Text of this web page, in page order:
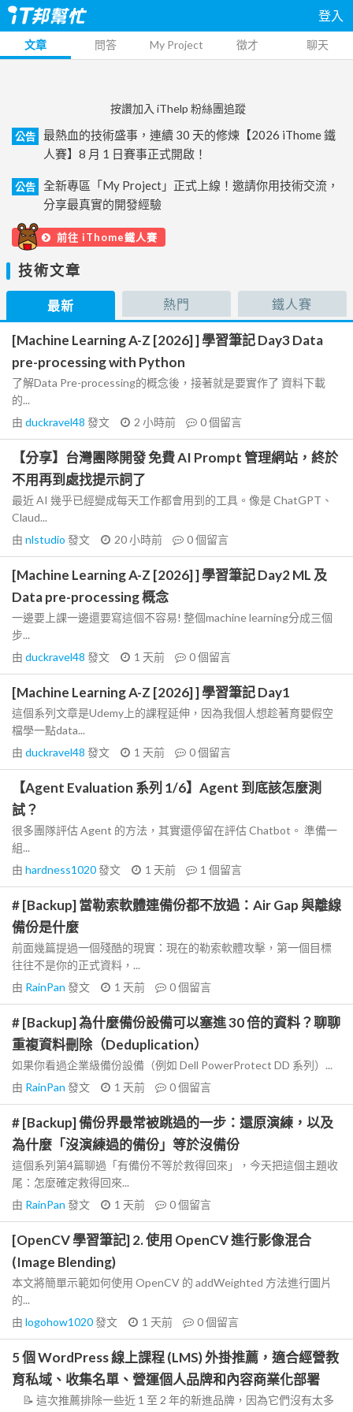
登入
文章 問答 My Project 徵才 聊天
按讚加入 iThelp 粉絲團追蹤
公告
最熱血的技術盛事，連續 30 天的修煉【2026 iThome 鐵
人賽】8 月 1 日賽事正式開啟！
公告
全新專區「My Project」正式上線！邀請你用技術交流，
分享最真實的開發經驗
前往 iThome鐵人賽
技術文章
最新 熱門 鐵人賽
[Machine Learning A-Z [2026] ] 學習筆記 Day3 Data
pre-processing with Python
了解Data Pre-processing的概念後，接著就是要實作了 資料下載
的...
由 duckravel48 發文 2 小時前 0個留言
【分享】台灣團隊開發 免費 AI Prompt 管理網站，終於
不用再到處找提示詞了
最近 AI 幾乎已經變成每天工作都會用到的工具。像是 ChatGPT、
Claud...
由 nlstudio 發文 20 小時前 0個留言
[Machine Learning A-Z [2026] ] 學習筆記 Day2 ML 及
Data pre-processing 概念
一邊要上課一邊還要寫這個不容易! 整個machine learning分成三個
步...
由 duckravel48 發文 1 天前 0個留言
[Machine Learning A-Z [2026] ] 學習筆記 Day1
這個系列文章是Udemy上的課程延伸，因為我個人想趁著育嬰假空
檔學一點data...
由 duckravel48 發文 1 天前 0個留言
【Agent Evaluation 系列 1/6】Agent 到底該怎麼測
試？
很多團隊評估 Agent 的方法，其實還停留在評估 Chatbot。 準備一
組...
由 hardness1020發文 1 天前 1 個留言
# [Backup] 當勒索軟體連備份都不放過：Air Gap 與離線
備份是什麼
前面幾篇提過一個殘酷的現實：現在的勒索軟體攻擊，第一個目標
往往不是你的正式資料，...
由 RainPan 發文 1 天前 0個留言
# [Backup] 為什麼備份設備可以塞進 30 倍的資料？聊聊
重複資料刪除（Deduplication）
如果你看過企業級備份設備（例如 Dell PowerProtect DD 系列）...
由 RainPan 發文 1 天前 0個留言
# [Backup] 備份界最常被跳過的一步：還原演練，以及
為什麼「沒演練過的備份」等於沒備份
這個系列第4篇聊過「有備份不等於救得回來」，今天把這個主題收
尾：怎麼確定救得回來...
由 RainPan 發文 1 天前 0個留言
[OpenCV 學習筆記] 2. 使用 OpenCV 進行影像混合
(Image Blending)
本文將簡單示範如何使用 OpenCV 的 addWeighted 方法進行圖片
的...
由 logohow1020發文 1 天前 0個留言
5 個 WordPress 線上課程 (LMS) 外掛推薦，適合經營教
育私域、收集名單、營運個人品牌和內容商業化部署
📝 這次推薦排除一些近 1 至 2 年的新進品牌，因為它們沒有太多